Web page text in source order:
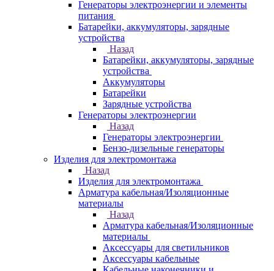
Генераторы электроэнергии и элементы
питания
Батарейки, аккумуляторы, зарядные
устройства
Назад
Батарейки, аккумуляторы, зарядные
устройства
Аккумуляторы
Батарейки
Зарядные устройства
Генераторы электроэнергии
Назад
Генераторы электроэнергии
Бензо-дизельные генераторы
Изделия для электромонтажа
Назад
Изделия для электромонтажа
Арматура кабельная/Изоляционные
материалы
Назад
Арматура кабельная/Изоляционные
материалы
Аксессуары для светильников
Аксессуары кабельные